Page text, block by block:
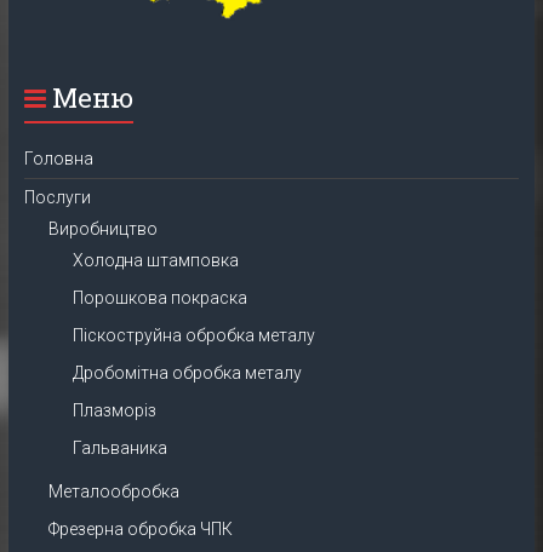
Меню
Головна
Послуги
Виробництво
Холодна штамповка
Порошкова покраска
Піскоструйна обробка металу
Дробомітна обробка металу
Плазморіз
Гальваника
Металообробка
Фрезерна обробка ЧПК